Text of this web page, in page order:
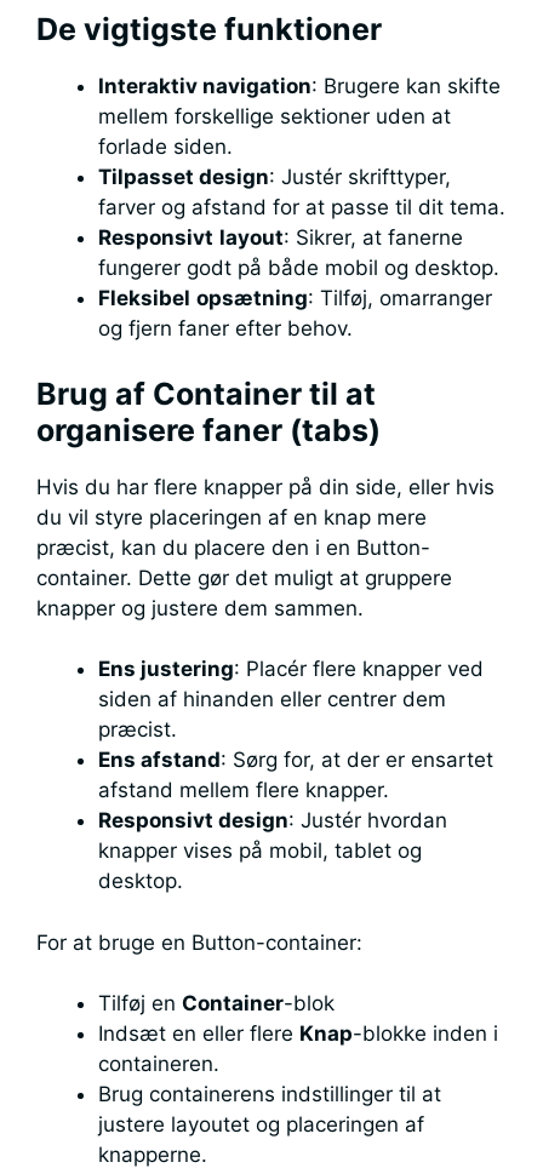
De vigtigste funktioner
Interaktiv navigation: Brugere kan skifte
mellem forskellige sektioner uden at
forlade siden.
Tilpasset design: Justér skrifttyper,
farver og afstand for at passe til dit tema.
Responsivt layout: Sikrer, at fanerne
fungerer godt på både mobil og desktop.
Fleksibel opsætning: Tilføj, omarranger
og fjern faner efter behov.
Brug af Container til at
organisere faner (tabs)
Hvis du har flere knapper på din side, eller hvis
du vil styre placeringen af en knap mere
præcist, kan du placere den i en Button-
container. Dette gør det muligt at gruppere
knapper og justere dem sammen.
Ens justering: Placér flere knapper ved
siden af hinanden eller centrer dem
præcist.
Ens afstand: Sørg for, at der er ensartet
afstand mellem flere knapper.
Responsivt design: Justér hvordan
knapper vises på mobil, tablet og
desktop.
For at bruge en Button-container:
Tilføj en Container-blok
Indsæt en eller flere Knap-blokke inden i
containeren.
Brug containerens indstillinger til at
justere layoutet og placeringen af
knapperne.